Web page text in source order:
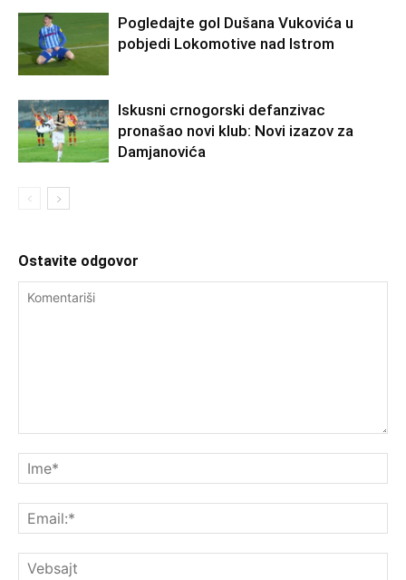
Pogledajte gol Dušana Vukovića u
pobjedi Lokomotive nad Istrom
Iskusni crnogorski defanzivac
pronašao novi klub: Novi izazov za
Damjanovića
Ostavite odgovor